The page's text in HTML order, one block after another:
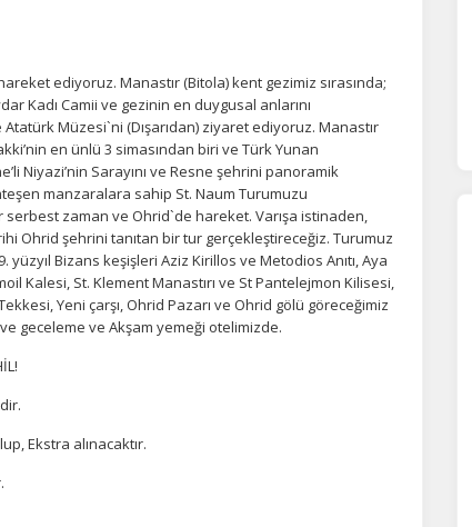
KULLANIM AYARLARINIZ
tercihlerinizibelirleyin
kişiselleştirilmiş bir web deneyimi sunmak için bazı bilgileri tarayıcınızda
bunları yurt içi ve yurt dışındaki hizmet sağlayıcılarla paylaşabiliriz. Buna
seçebilirsiniz ancak bu durumda sitemiz umduğumuz gibi çalışmaya
fazla bilgi içinKVKK bilgilendirmemizi,çerez kullanımve gizlilik koşullarını
Çerezler
olmadan site düzgün çalışmaz ve devre dışı bırakılamaz.
Çerezleri
ediyoruz. Manastır (Bitola) kent gezimiz sırasında;
Kadı Camii ve gezinin en duygusal anlarını
Müzesi`ni (Dışarıdan) ziyaret ediyoruz. Manastır
en ünlü 3 simasından biri ve Türk Yunan
Niyazi’nin Sarayını ve Resne şehrini panoramik
manzaralara sahip St. Naum Turumuzu
zaman ve Ohrid`de hareket. Varışa istinaden,
Ohrid şehrini tanıtan bir tur gerçekleştireceğiz. Turumuz
Bizans keşişleri Aziz Kirillos ve Metodios Anıtı, Aya
Kalesi, St. Klement Manastırı ve St Pantelejmon Kilisesi,
Yeni çarşı, Ohrid Pazarı ve Ohrid gölü göreceğimiz
geceleme ve Akşam yemeği otelimizde.
Ekstra alınacaktır.